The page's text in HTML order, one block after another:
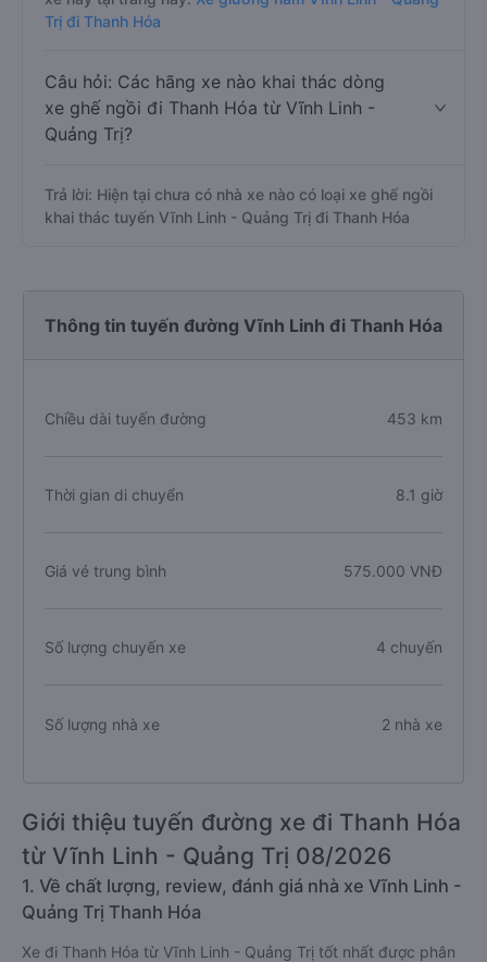
Trị đi Thanh Hóa
Câu hỏi: Các hãng xe nào khai thác dòng
xe ghế ngồi đi Thanh Hóa từ Vĩnh Linh -
Quảng Trị?
Trả lời: Hiện tại chưa có nhà xe nào có loại xe ghế ngồi
khai thác tuyến Vĩnh Linh - Quảng Trị đi Thanh Hóa
Thông tin tuyến đường Vĩnh Linh đi Thanh Hóa
Chiều dài tuyến đường 453 km
Thời gian di chuyển 8.1 giờ
Giá vé trung bình 575.000 VNĐ
Số lượng chuyến xe 4 chuyến
Số lượng nhà xe 2 nhà xe
Giới thiệu tuyến đường xe đi Thanh Hóa
từ Vĩnh Linh - Quảng Trị 08/2026
1. Về chất lượng, review, đánh giá nhà xe Vĩnh Linh -
Quảng Trị Thanh Hóa
Xe đi Thanh Hóa từ Vĩnh Linh - Quảng Trị tốt nhất được phân